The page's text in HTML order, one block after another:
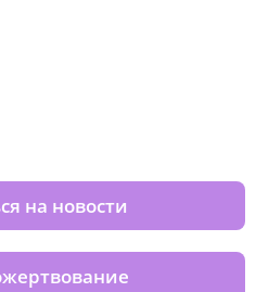
на новости